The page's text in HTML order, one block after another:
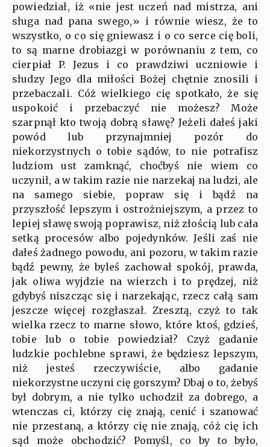
powiedział, iż «nie jest uczeń nad mistrza, ani
sługa nad pana swego,» i równie wiesz, że to
wszystko, o co się gniewasz i o co serce cię boli,
to są marne drobiazgi w porównaniu z tem, co
cierpiał P. Jezus i co prawdziwi uczniowie i
słudzy Jego dla miłości Bożej chętnie znosili i
przebaczali. Cóż wielkiego cię spotkało, że się
uspokoić i przebaczyć nie możesz? Może
szarpnął kto twoją dobrą sławę? Jeżeli dałeś jaki
powód lub przynajmniej pozór do
niekorzystnych o tobie sądów, to nie potrafisz
ludziom ust zamknąć, choćbyś nie wiem co
uczynił, a w takim razie nie narzekaj na ludzi, ale
na samego siebie, popraw się i bądź na
przyszłość lepszym i ostrożniejszym, a przez to
lepiej sławę swoją poprawisz, niż złością lub cała
setką procesów albo pojedynków. Jeśli zaś nie
dałeś żadnego powodu, ani pozoru, w takim razie
bądź pewny, że byleś zachował spokój, prawda,
jak oliwa wyjdzie na wierzch i to prędzej, niż
gdybyś niszcząc się i narzekając, rzecz całą sam
jeszcze więcej rozgłaszał. Zresztą, czyż to tak
wielka rzecz to marne słowo, które ktoś, gdzieś,
tobie lub o tobie powiedział? Czyż gadanie
ludzkie pochlebne sprawi, że będziesz lepszym,
niż jesteś rzeczywiście, albo gadanie
niekorzystne uczyni cię gorszym? Dbaj o to, żebyś
był dobrym, a nie tylko uchodził za dobrego, a
wtenczas ci, którzy cię znają, cenić i szanować
nie przestaną, a którzy cię nie znają, cóż cię ich
sąd może obchodzić? Pomyśl, co by to było,